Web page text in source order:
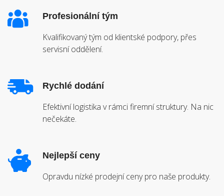
Profesionální tým
Kvalifikovaný tým od klientské podpory, přes
servisní oddělení.
Rychlé dodání
Efektivní logistika v rámci firemní struktury. Na nic
nečekáte.
Nejlepší ceny
Opravdu nízké prodejní ceny pro naše produkty.